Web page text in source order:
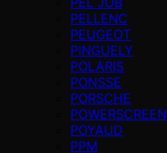
PELLENC
PEUGEOT
PINGUELY
POLARIS
PONSSE
PORSCHE
POWERSCREEN
POYAUD
PPM